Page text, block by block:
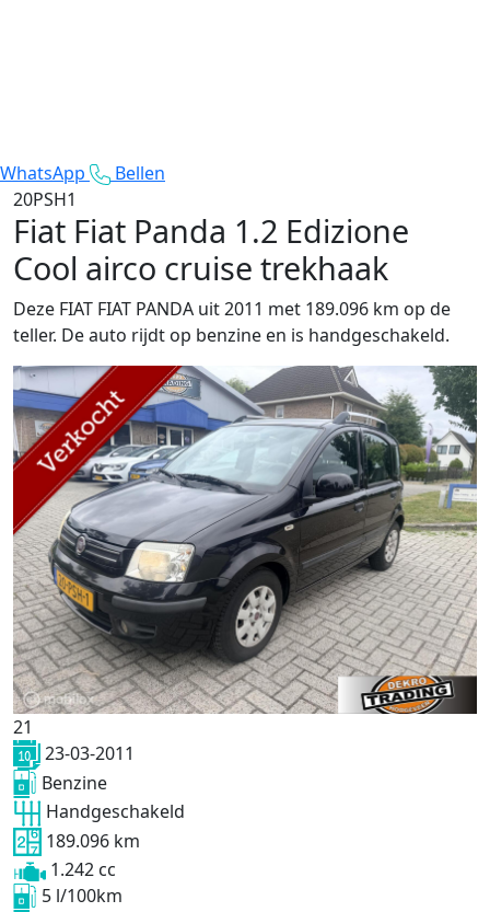
WhatsApp
Bellen
20PSH1
Fiat Fiat Panda 1.2 Edizione
Cool airco cruise trekhaak
Deze FIAT FIAT PANDA uit 2011 met 189.096 km op de
teller. De auto rijdt op benzine en is handgeschakeld.
21
23-03-2011
Benzine
Handgeschakeld
189.096 km
1.242 cc
5 l/100km